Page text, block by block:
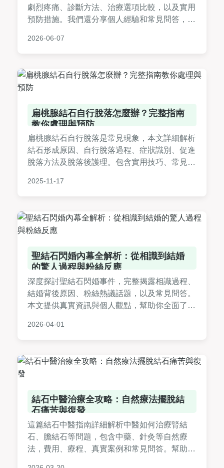
劇烈疼痛、診斷方法、治療選項比較，以及實用
預防措施。我們還分享個人經驗和常見問答，幫
臨困擾，這裡都有完整指南。內容基於真實知
2026-06-07
扁桃腺結石自行脫落怎麼辦？完整指南
教你處理與預防
扁桃腺結石自行脫落是常見現象，本文詳細解析
結石形成原因、自行脫落過程、症狀識別、促進
脫落方法及脫落後護理。包含實用技巧、常見問
題，避免不適。
2025-11-17
聖結石閃婚內幕全解析：從相識到結婚
的驚人過程與粉絲反應
深度探討聖結石閃婚事件，完整揭露相識過程、
結婚背後原因、粉絲熱議話題，以及常見問答。
本文提供真實資訊與個人觀點，幫助你全面了解
2026-04-01
結石中醫治療全攻略：自然療法擺脫結
石痛苦與復發
這篇結石中醫指南詳細解析中醫如何治療腎結
石、膽結石等問題，包含中藥、針灸等自然療
法，費用、療程、真實案例和常見問答。幫助您